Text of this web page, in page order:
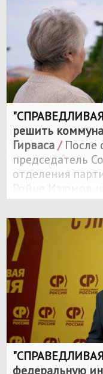
"
решить
Гирваса/После
председатель
отделения
Ройне Изюмов
власти и
решить
проблемы.
"
федеральную